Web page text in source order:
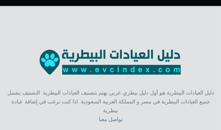
دليل العيادات البيطرية هو أول دليل بيطري عربي يهتم بتصنيف العيادات البيطرية. التصنيف يشمل
جميع العيادات البيطرية في مصر و المملكة العربية السعودية. اذا كنت ترغب في إضافة عيادة
بيطرية
تواصل معنا